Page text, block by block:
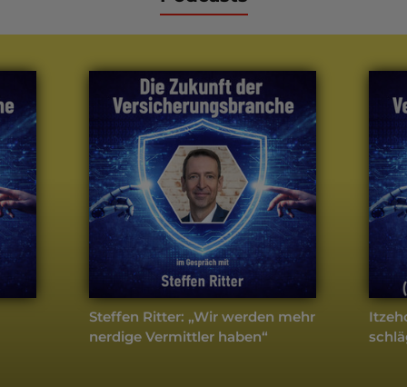
Steffen Ritter: „Wir werden mehr
nerdige Vermittler haben“
weitere Podcasts
Na sowas!- Aktuell